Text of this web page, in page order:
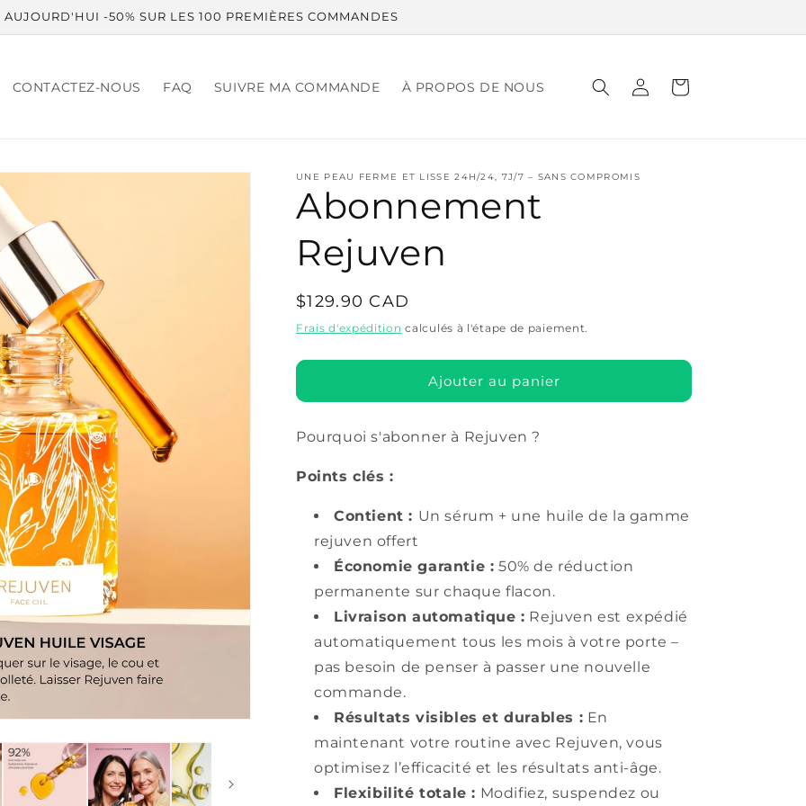
AUJOURD'HUI -50% SUR LES 100 PREMIÈRES COMMANDES
CONTACTEZ-NOUS FAQ SUIVRE MA COMMANDE À PROPOS DE NOUS ConnexionPanier
UNE PEAU FERME ET LISSE 24H/24, 7J/7 – SANS COMPROMIS
Abonnement
Rejuven
Prix
habituel
$129.90 CAD
Frais d'expédition calculés à l'étape de paiement.
Ajouter au panier
Pourquoi s'abonner à Rejuven ?
Points clés :
Contient : Un sérum + une huile de la gamme
rejuven offert
Économie garantie : 50% de réduction
permanente sur chaque flacon.
Livraison automatique : Rejuven est expédié
automatiquement tous les mois à votre porte –
pas besoin de penser à passer une nouvelle
commande.
Résultats visibles et durables : En
maintenant votre routine avec Rejuven, vous
optimisez l’efficacité et les résultats anti-âge.
Flexibilité totale : Modifiez, suspendez ou